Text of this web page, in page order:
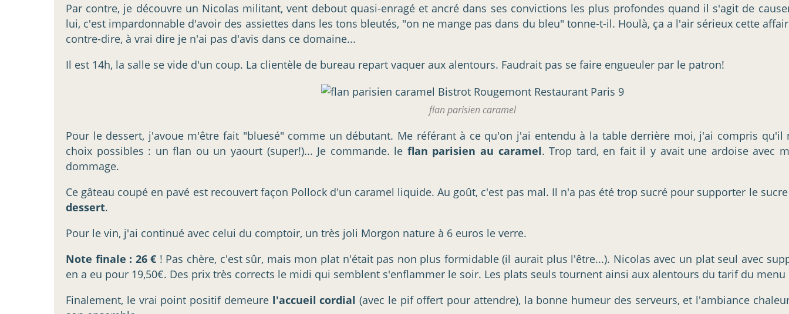
Par contre, je découvre un Nicolas militant, vent debout quasi-enragé et ancré dans ses convictions les plus profondes quand il s'agit de
lui, c'est impardonnable d'avoir des assiettes dans les tons bleutés, "on ne mange pas dans du bleu" tonne-t-il. Houlà, ça a l'air sérieux cette
contre-dire, à vrai dire je n'ai pas d'avis dans ce domaine...
Il est 14h, la salle se vide d'un coup. La clientèle de bureau repart vaquer aux alentours. Faudrait pas se faire engueuler par le patron!
flan parisien caramel
Pour le dessert, j'avoue m'être fait "bluesé" comme un débutant. Me référant à ce qu'on j'ai entendu à la table derrière moi, j'ai compris qu'il
choix possibles : un flan ou un yaourt (super!)... Je commande. le flan parisien au caramel. Trop tard, en fait il y avait une ardoise avec
dommage.
Ce gâteau coupé en pavé est recouvert façon Pollock d'un caramel liquide. Au goût, c'est pas mal. Il n'a pas été trop sucré pour supporter le
dessert.
Pour le vin, j'ai continué avec celui du comptoir, un très joli Morgon nature à 6 euros le verre.
Note finale : 26 € ! Pas chère, c'est sûr, mais mon plat n'était pas non plus formidable (il aurait plus l'être...). Nicolas avec un plat seul avec
en a eu pour 19,50€. Des prix très corrects le midi qui semblent s'enflammer le soir. Les plats seuls tournent ainsi aux alentours du tarif du menu
Finalement, le vrai point positif demeure l'accueil cordial (avec le pif offert pour attendre), la bonne humeur des serveurs, et l'ambiance